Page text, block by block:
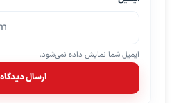
ایمیل شما نمایش داده نمی‌شود.
ارسال دیدگاه